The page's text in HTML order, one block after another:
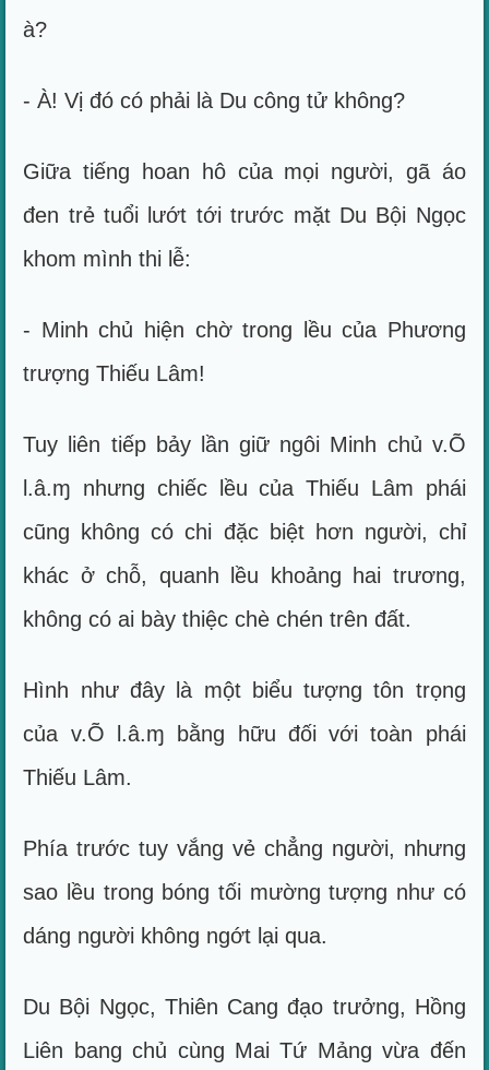
à?
- À! Vị đó có phải là Du công tử không?
Giữa tiếng hoan hô của mọi người, gã áo
đen trẻ tuổi lướt tới trước mặt Du Bội Ngọc
khom mình thi lễ:
- Minh chủ hiện chờ trong lều của Phương
trượng Thiếu Lâm!
Tuy liên tiếp bảy lần giữ ngôi Minh chủ v.Õ
l.â.ɱ nhưng chiếc lều của Thiếu Lâm phái
cũng không có chi đặc biệt hơn người, chỉ
khác ở chỗ, quanh lều khoảng hai trương,
không có ai bày thiệc chè chén trên đất.
Hình như đây là một biểu tượng tôn trọng
của v.Õ l.â.ɱ bằng hữu đối với toàn phái
Thiếu Lâm.
Phía trước tuy vắng vẻ chẳng người, nhưng
sao lều trong bóng tối mường tượng như có
dáng người không ngớt lại qua.
Du Bội Ngọc, Thiên Cang đạo trưởng, Hồng
Liên bang chủ cùng Mai Tứ Mảng vừa đến